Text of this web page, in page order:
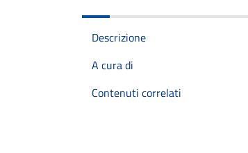
Descrizione
A cura di
Contenuti correlati